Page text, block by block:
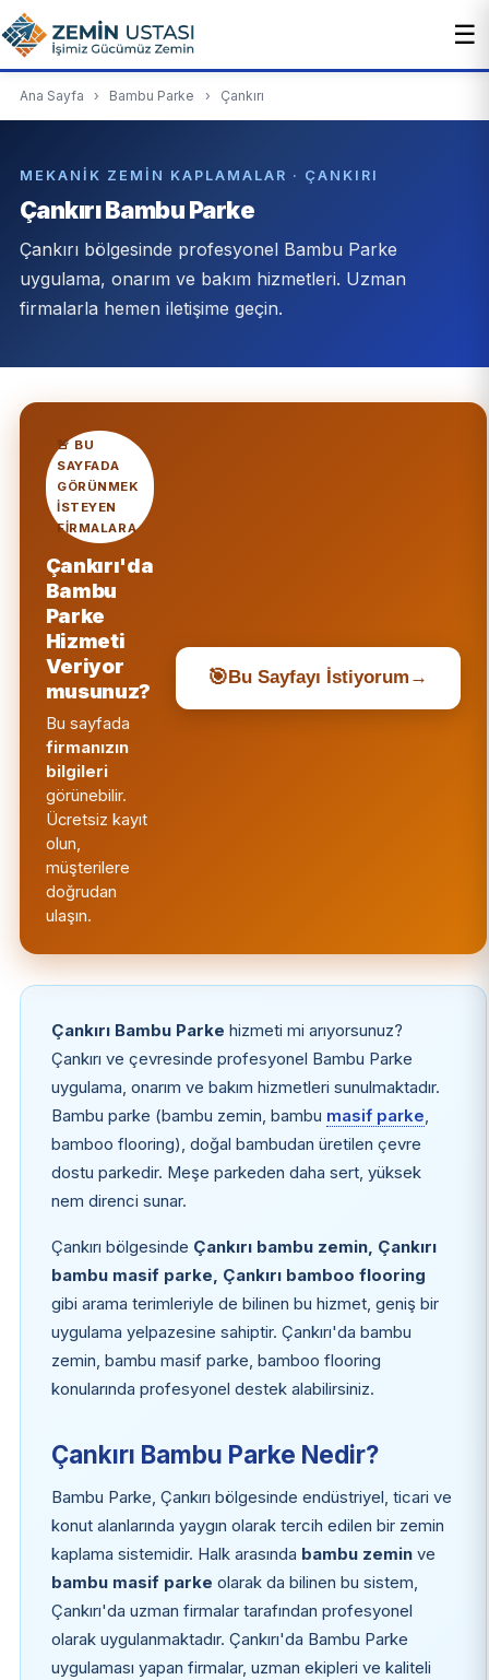
☰
Ana Sayfa › Bambu Parke › Çankırı
MEKANIK ZEMIN KAPLAMALAR · ÇANKIRI
Çankırı Bambu Parke
Çankırı bölgesinde profesyonel Bambu Parke
uygulama, onarım ve bakım hizmetleri. Uzman
firmalarla hemen iletişime geçin.
🚨 BU
SAYFADA
GÖRÜNMEK
ISTEYEN
FIRMALARA
Çankırı'da
Bambu
Parke
Hizmeti
Veriyor
musunuz?
Bu sayfada
firmanızın
bilgileri
görünebilir.
Ücretsiz kayıt
olun,
müşterilere
doğrudan
ulaşın.
🎯 Bu Sayfayı İstiyorum →
Çankırı Bambu Parke hizmeti mi arıyorsunuz?
Çankırı ve çevresinde profesyonel Bambu Parke
uygulama, onarım ve bakım hizmetleri sunulmaktadır.
Bambu parke (bambu zemin, bambu masif parke,
bamboo flooring), doğal bambudan üretilen çevre
dostu parkedir. Meşe parkeden daha sert, yüksek
nem direnci sunar.
Çankırı bölgesinde Çankırı bambu zemin, Çankırı
bambu masif parke, Çankırı bamboo flooring
gibi arama terimleriyle de bilinen bu hizmet, geniş bir
uygulama yelpazesine sahiptir. Çankırı'da bambu
zemin, bambu masif parke, bamboo flooring
konularında profesyonel destek alabilirsiniz.
Çankırı Bambu Parke Nedir?
Bambu Parke, Çankırı bölgesinde endüstriyel, ticari ve
konut alanlarında yaygın olarak tercih edilen bir zemin
kaplama sistemidir. Halk arasında bambu zeminve
bambu masif parke olarak da bilinen bu sistem,
Çankırı'da uzman firmalar tarafından profesyonel
olarak uygulanmaktadır. Çankırı'da Bambu Parke
uygulaması yapan firmalar, uzman ekipleri ve kaliteli